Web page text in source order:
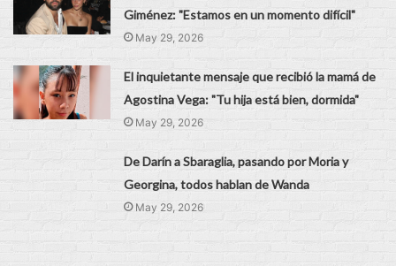
Giménez: "Estamos en un momento difícil"
May 29, 2026
El inquietante mensaje que recibió la mamá de
Agostina Vega: "Tu hija está bien, dormida"
May 29, 2026
De Darín a Sbaraglia, pasando por Moria y
Georgina, todos hablan de Wanda
May 29, 2026